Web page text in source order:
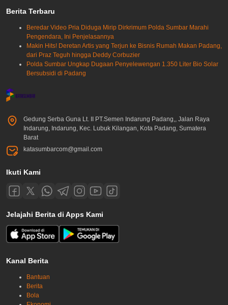
Berita Terbaru
Beredar Video Pria Diduga Mirip Dirkrimum Polda Sumbar Marahi
Pengendara, Ini Penjelasannya
Makin Hits! Deretan Artis yang Terjun ke Bisnis Rumah Makan Padang,
dari Praz Teguh hingga Deddy Corbuzier
Polda Sumbar Ungkap Dugaan Penyelewengan 1.350 Liter Bio Solar
Bersubsidi di Padang
Gedung Serba Guna Lt. II PT.Semen Indarung Padang,, Jalan Raya
Indarung, Indarung, Kec. Lubuk Kilangan, Kota Padang, Sumatera
Barat
katasumbarcom@gmail.com
Ikuti Kami
Jelajahi Berita di Apps Kami
Kanal Berita
Bantuan
Berita
Bola